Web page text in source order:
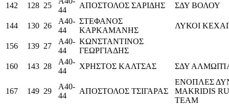
142 128 25
44
ΑΠΟΣΤΟΛΟΣ ΣΑΡΙΔΗΣ ΣΔΥ ΒΟΛΟΥ
144 130 26
Α40-
44
ΣΤΕΦΑΝΟΣ
ΚΑΡΚΑΜΑΝΗΣ
ΛΥΚΟΙ
156 139 27
Α40-
44
ΚΩΝΣΤΑΝΤΙΝΟΣ
ΓΕΩΡΓΙΑΔΗΣ
160
143 28
Α40-
44
ΧΡΗΣΤΟΣ ΚΑΛΤΣΑΣ ΣΔΥ
167 149 29
Α40-
44
ΑΠΟΣΤΟΛΟΣ ΤΣΙΓΑΡΑΣ
ΕΝΟΠΛΕΣ
MAKRIDIS
TEAM